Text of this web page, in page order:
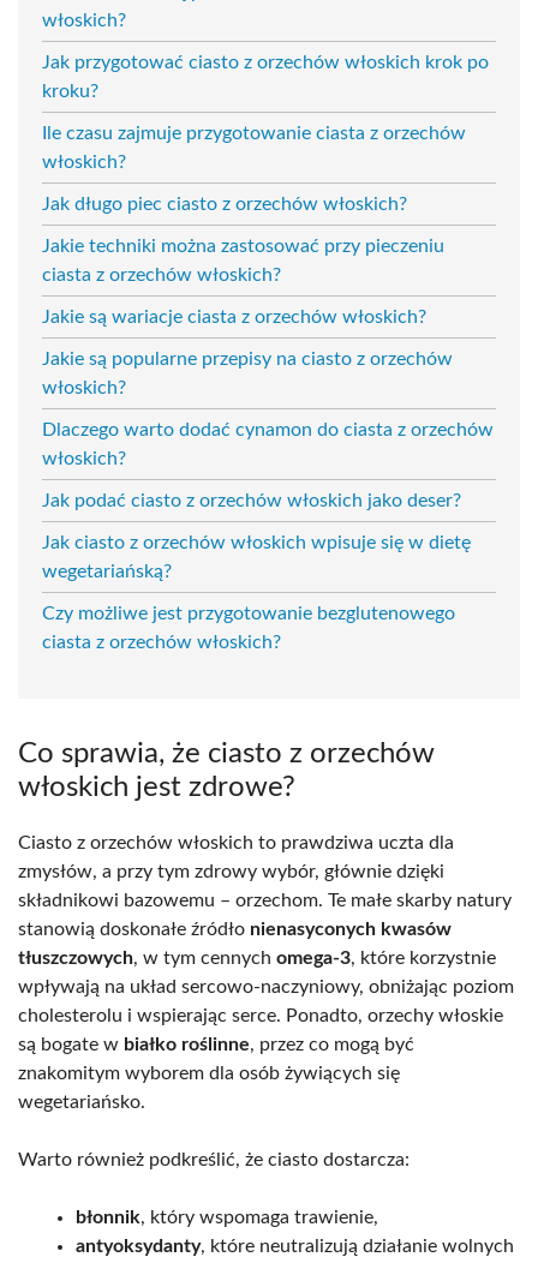
włoskich?
Jak przygotować ciasto z orzechów włoskich krok po
kroku?
Ile czasu zajmuje przygotowanie ciasta z orzechów
włoskich?
Jak długo piec ciasto z orzechów włoskich?
Jakie techniki można zastosować przy pieczeniu
ciasta z orzechów włoskich?
Jakie są wariacje ciasta z orzechów włoskich?
Jakie są popularne przepisy na ciasto z orzechów
włoskich?
Dlaczego warto dodać cynamon do ciasta z orzechów
włoskich?
Jak podać ciasto z orzechów włoskich jako deser?
Jak ciasto z orzechów włoskich wpisuje się w dietę
wegetariańską?
Czy możliwe jest przygotowanie bezglutenowego
ciasta z orzechów włoskich?
Co sprawia, że ciasto z orzechów
włoskich jest zdrowe?
Ciasto z orzechów włoskich to prawdziwa uczta dla
zmysłów, a przy tym zdrowy wybór, głównie dzięki
składnikowi bazowemu – orzechom. Te małe skarby natury
stanowią doskonałe źródło nienasyconych kwasów
tłuszczowych, w tym cennych omega-3, które korzystnie
wpływają na układ sercowo-naczyniowy, obniżając poziom
cholesterolu i wspierając serce. Ponadto, orzechy włoskie
są bogate w białko roślinne, przez co mogą być
znakomitym wyborem dla osób żywiących się
wegetariańsko.
Warto również podkreślić, że ciasto dostarcza:
błonnik, który wspomaga trawienie,
antyoksydanty, które neutralizują działanie wolnych